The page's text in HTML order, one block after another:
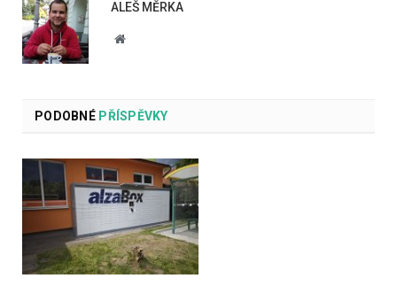
ALEŠ MĚRKA
Website
PODOBNÉPŘÍSPĚVKY